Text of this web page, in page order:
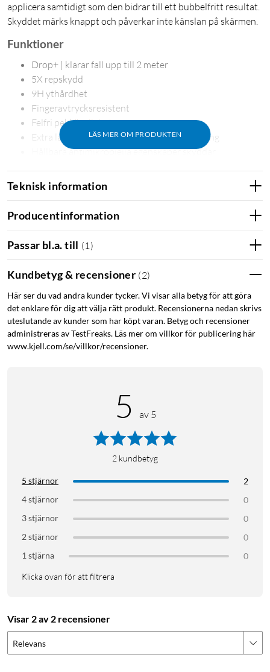
applicera samtidigt som den bidrar till ett bubbelfritt resultat.
Skyddet märks knappt och påverkar inte känslan på skärmen.
LÄS MER OM PRODUKTEN
Funktioner
Drop+ | klarar fall upp till 2 meter
5X repskydd
9H ythårdhet
Fingeravtrycksresistent
Felfri pekkänslighet
Extra lagers hållbarhet – utformad av Corning
Hållbara antimikrobiella egenskaper skyddar
iPhone 14-serien iPhone 14 Pro
Teknisk information
Producentinformation
Passar bl.a. till (1 )
Kundbetyg & recensioner (2)
Här ser du vad andra kunder tycker. Vi visar alla betyg för att göra
det enklare för dig att välja rätt produkt. Recensionerna nedan skrivs
uteslutande av kunder som har köpt varan. Betyg och recensioner
administreras av TestFreaks. Läs mer om villkor för publicering här
www.kjell.com/se/villkor/recensioner.
5 av 5
2 kundbetyg
5 stjärnor
2
4 stjärnor
0
3 stjärnor
0
2 stjärnor
0
1 stjärna
0
Klicka ovan för att filtrera
Visar 2 av 2 recensioner
Relevans